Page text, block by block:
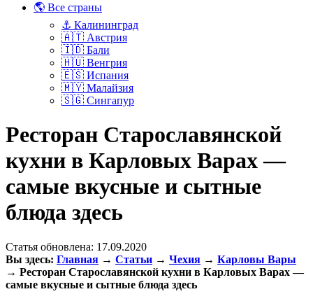
🌎 Все страны
⚓ Калининград
🇦🇹 Австрия
🇮🇩 Бали
🇭🇺 Венгрия
🇪🇸 Испания
🇲🇾 Малайзия
🇸🇬 Сингапур
Ресторан Старославянской
кухни в Карловых Варах —
самые вкусные и сытные
блюда здесь
Статья обновлена: 17.09.2020
Вы здесь: Главная → Статьи → Чехия → Карловы Вары
→ Ресторан Старославянской кухни в Карловых Варах —
самые вкусные и сытные блюда здесь